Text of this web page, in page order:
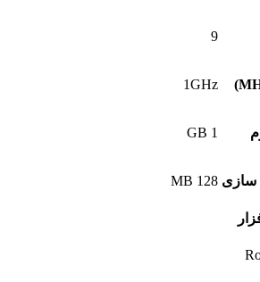
9
1GHz
1 GB
سازی 128 MB